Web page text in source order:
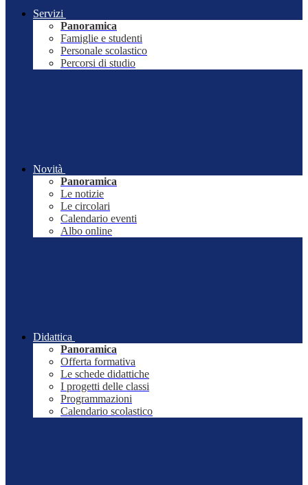
Servizi
Panoramica
Famiglie e studenti
Personale scolastico
Percorsi di studio
Novità
Panoramica
Le notizie
Le circolari
Calendario eventi
Albo online
Didattica
Panoramica
Offerta formativa
Le schede didattiche
I progetti delle classi
Programmazioni
Calendario scolastico